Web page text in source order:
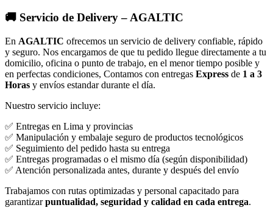
🚚 Servicio de Delivery – AGALTIC
En AGALTIC ofrecemos un servicio de delivery confiable, rápido
y seguro. Nos encargamos de que tu pedido llegue directamente a tu
domicilio, oficina o punto de trabajo, en el menor tiempo posible y
en perfectas condiciones, Contamos con entregas Express de 1 a 3
Horas y envíos estandar durante el día.
Nuestro servicio incluye:
✅ Entregas en Lima y provincias
✅ Manipulación y embalaje seguro de productos tecnológicos
✅ Seguimiento del pedido hasta su entrega
✅ Entregas programadas o el mismo día (según disponibilidad)
✅ Atención personalizada antes, durante y después del envío
Trabajamos con rutas optimizadas y personal capacitado para
garantizarpuntualidad, seguridad y calidad en cada entrega.